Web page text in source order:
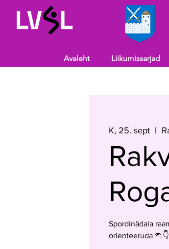
Avaleht Liikumissarjad
K, 25. sept
  |
Spordinädala
orienteeruda 🏃👇